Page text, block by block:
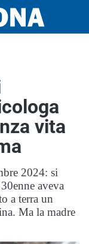
vita
2024: si
aveva
a terra un
Ma la madre